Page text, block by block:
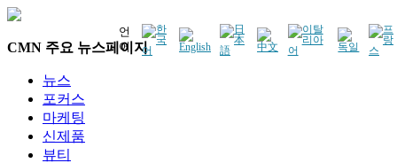
언
어
CMN 주요 뉴스페이지
뉴스
포커스
마케팅
신제품
뷰티